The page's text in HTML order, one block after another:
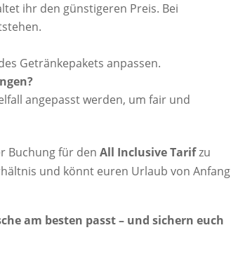
ihr den günstigeren Preis. Bei
Getränkepakets anpassen.
angepasst werden, um fair und
Buchung für denAll Inclusive Tarifzu
und könnt euren Urlaub von Anfang
am besten passt – und sichern euch